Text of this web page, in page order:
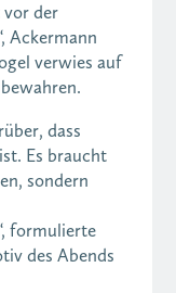
vor der
Ackermann
verwies auf
dass
Es braucht
sondern
formulierte
des Abends